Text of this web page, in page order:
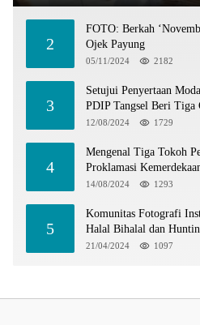
2
FOTO: Berkah
Ojek Payung
05/11/2024 2182
3
Setujui Penyertaan
PDIP Tangsel Beri Tiga
12/08/2024 1729
4
Mengenal Tiga Tokoh
Proklamasi
14/08/2024 1293
5
Komunitas Fotografi
Halal Bihalal dan
21/04/2024 1097